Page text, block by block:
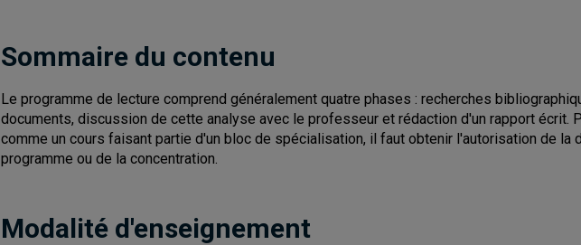
Sommaire du contenu
Le programme de lecture comprend généralement quatre phases : recherches
documents, discussion de cette analyse avec le professeur et rédaction d'un rapport écrit.
comme un cours faisant partie d'un bloc de spécialisation, il faut obtenir l'autorisation de la
programme ou de la concentration.
Modalité d'enseignement